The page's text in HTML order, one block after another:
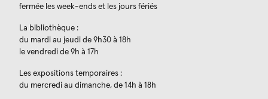
fermée les week-ends et les jours fériés
La bibliothèque :
du mardi au jeudi de 9h30 à 18h
le vendredi de 9h à 17h
Les expositions temporaires :
du mercredi au dimanche, de 14h à 18h